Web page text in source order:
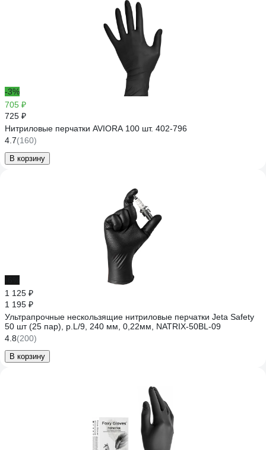
-3%
705 ₽
725 ₽
Нитриловые перчатки AVIORA 100 шт. 402-796
4.7(160)
В корзину
1 125 ₽
1 195 ₽
Ультрапрочные нескользящие нитриловые перчатки Jeta Safety
50 шт (25 пар), р.L/9, 240 мм, 0,22мм, NATRIX-50BL-09
4.8(200)
В корзину